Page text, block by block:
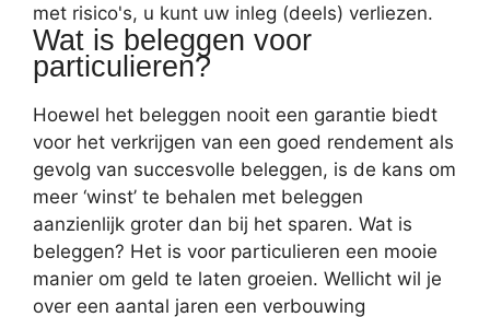
met risico's, u kunt uw inleg (deels) verliezen.
Wat is beleggen voor
particulieren?
Hoewel het beleggen nooit een garantie biedt
voor het verkrijgen van een goed rendement als
gevolg van succesvolle beleggen, is de kans om
meer ‘winst’ te behalen met beleggen
aanzienlijk groter dan bij het sparen. Wat is
beleggen? Het is voor particulieren een mooie
manier om geld te laten groeien. Wellicht wil je
over een aantal jaren een verbouwing